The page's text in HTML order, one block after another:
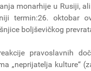
monarhije u Rusiji,
termin:26. oktobar
boljševičkog
pravoslavnih
„neprijatelja kulture“